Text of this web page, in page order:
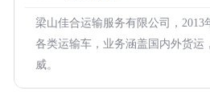
梁山佳合运输服务有限公司，2013
各类运输车，业务涵盖国内外货运
威。